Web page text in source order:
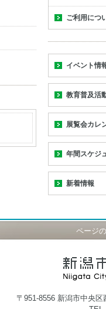
ご利用につ
イベント情
教育普及活
展覧会カレ
年間スケジ
新着情報
ページ
〒951-8556 新潟市中央区